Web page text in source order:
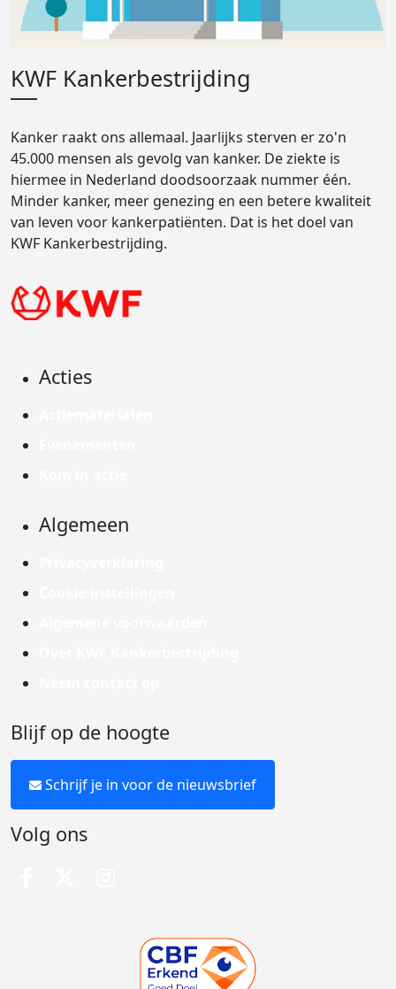
KWF Kankerbestrijding
Kanker raakt ons allemaal. Jaarlijks sterven er zo'n
45.000 mensen als gevolg van kanker. De ziekte is
hiermee in Nederland doodsoorzaak nummer één.
Minder kanker, meer genezing en een betere kwaliteit
van leven voor kankerpatiënten. Dat is het doel van
KWF Kankerbestrijding.
Acties
Algemeen
Blijf op de hoogte
Schrijf je in voor de nieuwsbrief
Volg ons